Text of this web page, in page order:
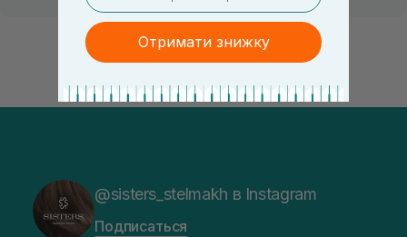
@sisters_stelmakh в Instagram
Подписаться
Отримати знижку